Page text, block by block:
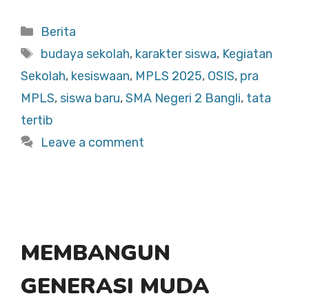
c
e
b
o
o
k
at
s
A
p
e
Categories
Berita
Tags
budaya sekolah, karakter siswa, Kegiatan
Sekolah, kesiswaan, MPLS 2025, OSIS, pra
MPLS,siswa baru,SMA Negeri 2 Bangli, tata
tertib
Leave a comment
MEMBANGUN
GENERASI MUDA